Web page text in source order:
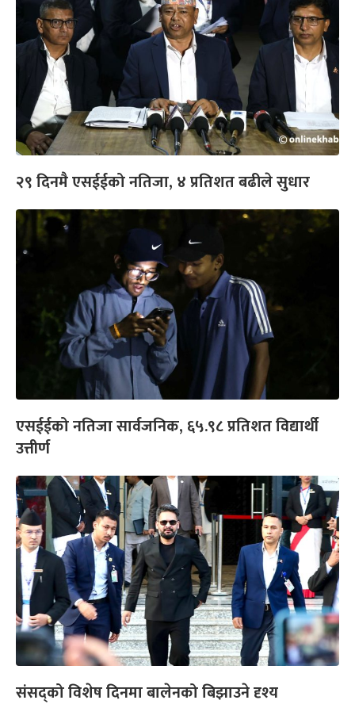
२९ दिनमै एसईईको नतिजा, ४ प्रतिशत बढीले सुधार
एसईईको नतिजा सार्वजनिक, ६५.९८ प्रतिशत विद्यार्थी
उत्तीर्ण
संसद्को विशेष दिनमा बालेनको बिझाउने दृश्य